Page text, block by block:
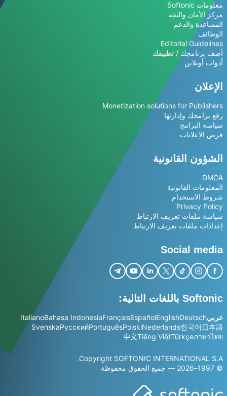
معلومات Softonic
مركز الأمان والثقة
المساعدة والدعم
الوظائف
Editorial Guidelines
أضف برنامجك / تطبيقك
أدوات أونلاين
الإعلان
Monetization solutions for Publishers
رفع برامجك وإدارتها
سياسة البرامج
فرص الإعلانات
الشؤون القانونية
DMCA
المعلومات القانونية
شروط الاستخدام
Privacy Policy
سياسة ملفات تعريف الارتباط
إعدادات ملفات تعريف الارتباط
Social media
Softonic باللغات التالية:
عربيDeutsch
English
Español
Français
Bahasa Indonesia
Italiano
日本語
한국어
Nederlands
Polski
Português
Русский
Svenska
ภาษาไทย
Türkçe
Tiếng Việt
中文
Copyright SOFTONIC INTERNATIONAL S.A.
© 1997–2026 — جميع الحقوق محفوظة